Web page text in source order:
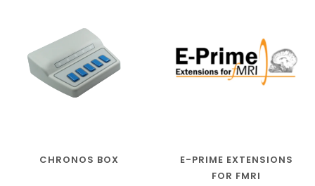
CHRONOS BOX
E-PRIME EXTENSIONS
FOR FMRI